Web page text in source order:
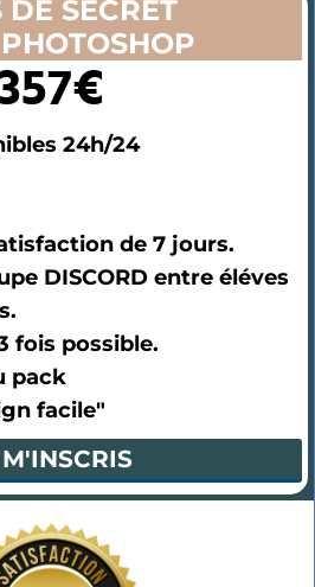
DE SECRET
24h/24
de 7 jours.
DISCORD entre éléves
fois possible.
pack
facile"